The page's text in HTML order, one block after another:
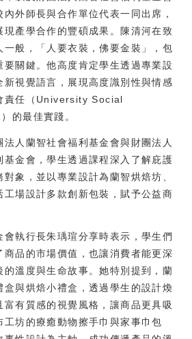
外師長與合作單位代表一同出席，
現產學合作的豐碩成果。陳清河在致
一般，「人要衣裝，佛要金裝」，包
要關鍵。他高度肯定學生透過專業設
新視覺語言，展現高度識別性與情感
責任（University Social
的最佳實踐。
人蘭智社會福利基金會與財團法人
基金會，學生透過課程深入了解庇護
象，並以專業設計為蘭智烘焙坊、
工場設計多款創新包裝，賦予公益商
執行長朱瑀瑄分享時表示，學生們
商品的市場價值，也讓消費者能更深
的溫度與生命故事。她特別提到，蘭
盒與烘焙小禮盒，透過學生的設計煥
有質感的視覺風格，讓商品更具吸
工坊的療癒動物擦手巾與家事巾包